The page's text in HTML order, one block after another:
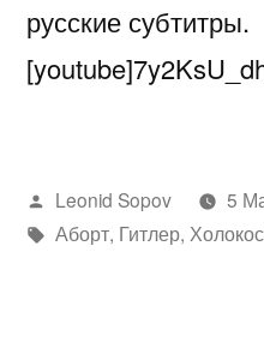
русские субтитры.
Написано
автором
Leonid Sopov 5
Метки:
Аборт, Гитлер,